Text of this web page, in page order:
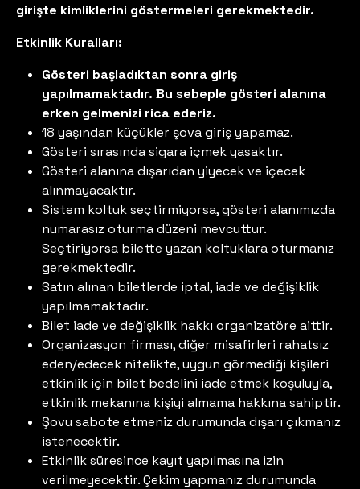
girişte kimliklerini göstermeleri gerekmektedir.
Etkinlik Kuralları:
Gösteri başladıktan sonra giriş
yapılmamaktadır. Bu sebeple gösteri alanına
erken gelmenizi rica ederiz.
18 yaşından küçükler şova giriş yapamaz.
Gösteri sırasında sigara içmek yasaktır.
Gösteri alanına dışarıdan yiyecek ve içecek
alınmayacaktır.
Sistem koltuk seçtirmiyorsa, gösteri alanımızda
numarasız oturma düzeni mevcuttur.
Seçtiriyorsa bilette yazan koltuklara oturmanız
gerekmektedir.
Satın alınan biletlerde iptal, iade ve değişiklik
yapılmamaktadır.
Bilet iade ve değişiklik hakkı organizatöre aittir.
Organizasyon firması, diğer misafirleri rahatsız
eden/edecek nitelikte, uygun görmediği kişileri
etkinlik için bilet bedelini iade etmek koşuluyla,
etkinlik mekanına kişiyi almama hakkına sahiptir.
Şovu sabote etmeniz durumunda dışarı çıkmanız
istenecektir.
Etkinlik süresince kayıt yapılmasına izin
verilmeyecektir. Çekim yapmanız durumunda